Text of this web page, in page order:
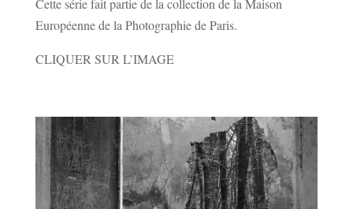
Cette série fait partie de la collection de la Maison
Européenne de la Photographie de Paris.
CLIQUER SUR L’IMAGE